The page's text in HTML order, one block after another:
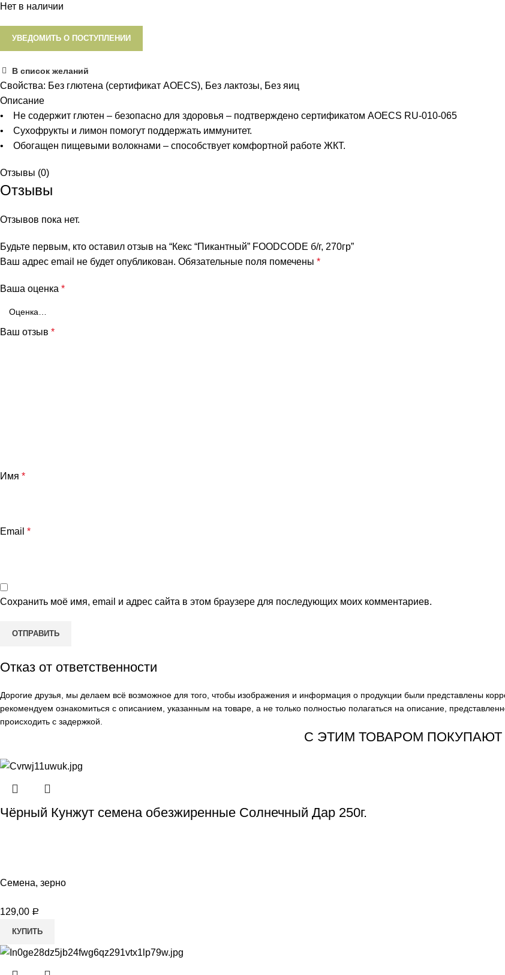
Нет в наличии
УВЕДОМИТЬ О ПОСТУПЛЕНИИ
В список желаний
Свойства: Без глютена (сертификат AOECS), Без лактозы, Без яиц
Описание
• Не содержит глютен – безопасно для здоровья – подтверждено сертификатом AOECS RU-010-065
• Сухофрукты и лимон помогут поддержать иммунитет.
• Обогащен пищевыми волокнами – способствует комфортной работе ЖКТ.
Отзывы (0)
Отзывы
Отзывов пока нет.
Будьте первым, кто оставил отзыв на “Кекс “Пикантный” FOODCODE б/г, 270гр”
Ваш адрес email не будет опубликован. Обязательные поля помечены *
Ваша оценка *
Ваш отзыв *
Имя *
Email *
Сохранить моё имя, email и адрес сайта в этом браузере для последующих моих комментариев.
Отказ от ответственности
Дорогие друзья, мы делаем всё возможное для того, чтобы изображения и информация о продукции были представлены
рекомендуем ознакомиться с описанием, указанным на товаре, а не только полностью полагаться на описание,
происходить с задержкой.
С ЭТИМ ТОВАРОМ ПОКУПАЮТ
Чёрный Кунжут семена обезжиренные Солнечный Дар 250г.
Семена, зерно
129,00 Р
КУПИТЬ